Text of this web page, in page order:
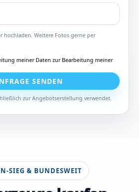
hochladen. Weitere Fotos gerne per
meiner Daten zur Bearbeitung meiner
SENDEN
zur Angebotserstellung verwendet.
SIEG & BUNDESWEIT